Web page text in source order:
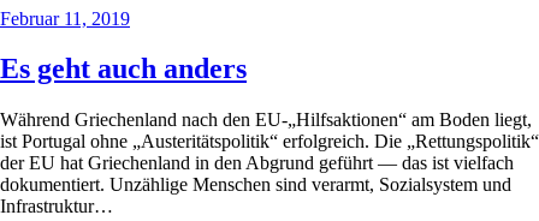
Februar 11, 2019
Es geht auch anders
Während Griechenland nach den EU-„Hilfsaktionen“ am Boden liegt,
ist Portugal ohne „Austeritätspolitik“ erfolgreich. Die „Rettungspolitik“
der EU hat Griechenland in den Abgrund geführt — das ist vielfach
dokumentiert. Unzählige Menschen sind verarmt, Sozialsystem und
Infrastruktur…